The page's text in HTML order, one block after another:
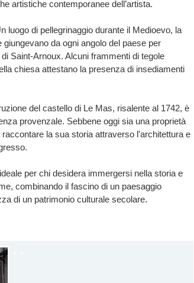
artistiche contemporanee dell’artista.
luogo di pellegrinaggio durante il Medioevo, la
da ogni angolo del paese per
Saint-Arnoux. Alcuni frammenti di tegole
chiesa attestano la presenza di insediamenti
del castello di Le Mas, risalente al 1742, è
provenzale. Sebbene oggi sia una proprietà
la sua storia attraverso l'architettura e
per chi desidera immergersi nella storia e
combinando il fascino di un paesaggio
di un patrimonio culturale secolare.